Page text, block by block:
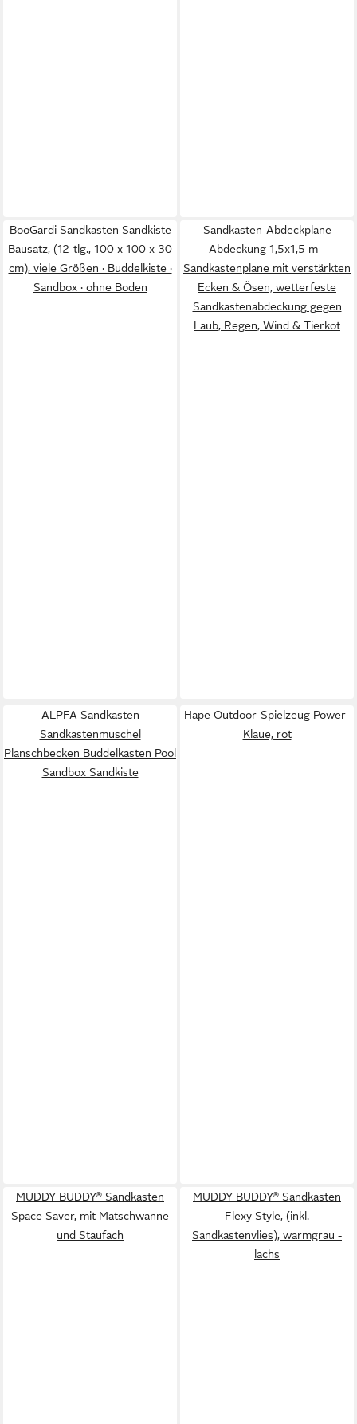
BooGardi Sandkasten Sandkiste
Bausatz, (12-tlg., 100 x 100 x 30
cm), viele Größen · Buddelkiste ·
Sandbox · ohne Boden
Sandkasten-Abdeckplane
Abdeckung 1,5x1,5 m -
Sandkastenplane mit verstärkten
Ecken & Ösen, wetterfeste
Sandkastenabdeckung gegen
Laub, Regen, Wind & Tierkot
ALPFA Sandkasten
Sandkastenmuschel
Planschbecken Buddelkasten Pool
Sandbox Sandkiste
Hape Outdoor-Spielzeug Power-
Klaue, rot
MUDDY BUDDY® Sandkasten
Space Saver, mit Matschwanne
und Staufach
MUDDY BUDDY® Sandkasten
Flexy Style, (inkl.
Sandkastenvlies), warmgrau -
lachs